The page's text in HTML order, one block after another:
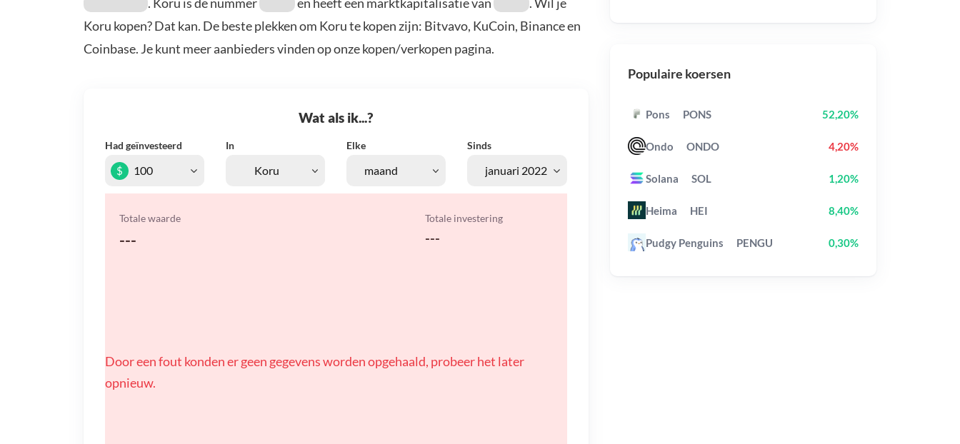
Koru kopen? Dat kan. De beste plekken om Koru te kopen zijn: Bitvavo, KuCoin, Binance en
Coinbase. Je kunt meer aanbieders vinden op onze kopen/verkopen pagina.
Wat als ik...?
Had geïnvesteerd In Elke Sinds
$
Totale waarde
---
Totale investering
---
Door een fout konden er geen gegevens worden opgehaald, probeer het later
opnieuw.
Populaire koersen
Pons PONS 52,20%
Ondo ONDO 4,20%
Solana SOL 1,20%
Heima HEI 8,40%
Pudgy Penguins PENGU 0,30%